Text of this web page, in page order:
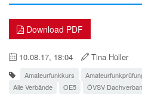
Download PDF
10.08.17, 18:04 Tina Hüller
Amateurfunkkurs
Alle Verbände
OE5 ÖVSV